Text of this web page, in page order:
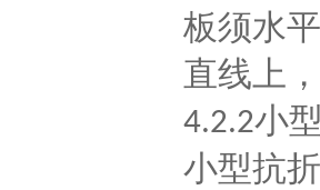
板须水
直线上
4.2.2小
小型抗